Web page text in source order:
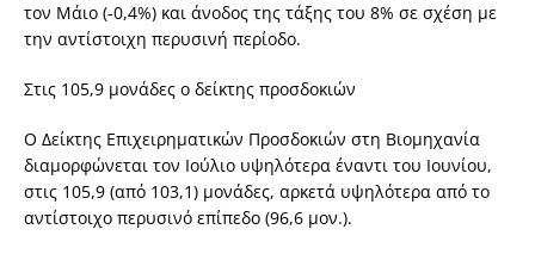
τον Μάιο (-0,4%) και άνοδος της τάξης του 8% σε σχέση με
την αντίστοιχη περυσινή περίοδο.
Στις 105,9 μονάδες ο δείκτης προσδοκιών
Ο Δείκτης Επιχειρηματικών Προσδοκιών στη Βιομηχανία
διαμορφώνεται τον Ιούλιο υψηλότερα έναντι του Ιουνίου,
στις 105,9 (από 103,1) μονάδες, αρκετά υψηλότερα από το
αντίστοιχο περυσινό επίπεδο (96,6 μον.).